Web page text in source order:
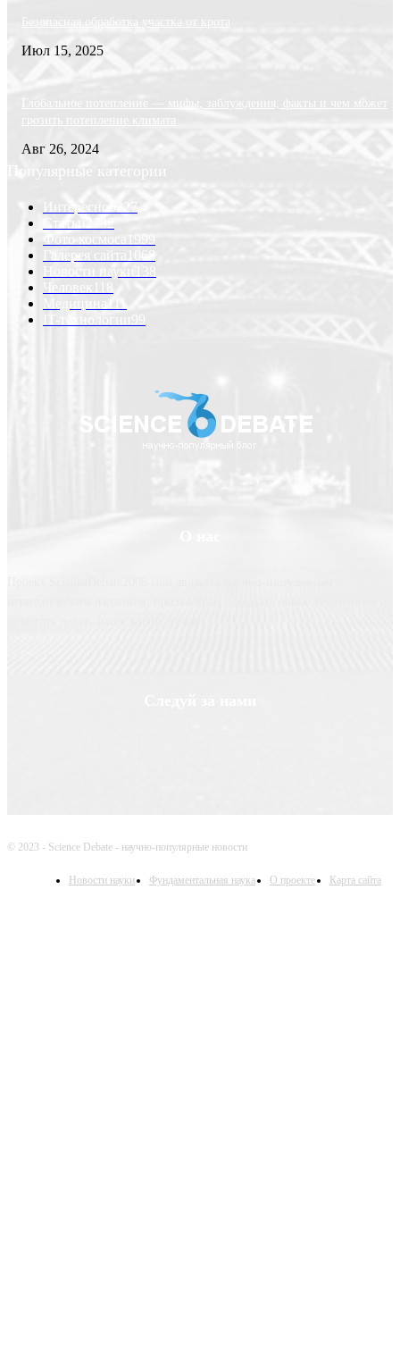
Безопасная обработка участка от крота
Июл 15, 2025
Глобальное потепление — мифы, заблуждения, факты и чем может
грозить потепление климата
Авг 26, 2024
Популярные категории
Интересно
Статьи
Фото космоса
1999
Галерея сайта 1068
Новости науки
Человек
Медицина
IT-технологии99
© 2023 - Science Debate - научно-популярные новости
Новости науки Фундаментальная наука О проекте Карта сайта